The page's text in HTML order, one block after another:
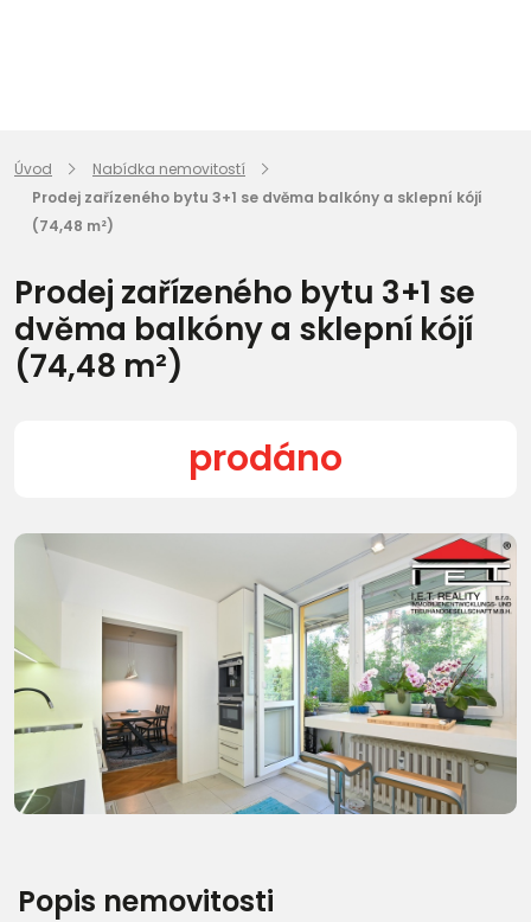
Úvod
Nabídka nemovitostí
Prodej zařízeného bytu 3+1 se dvěma balkóny a sklepní kójí
(74,48 m²)
Prodej zařízeného bytu 3+1 se
dvěma balkóny a sklepní kójí
(74,48 m²)
prodáno
Další fotografie (20)
Popis nemovitosti